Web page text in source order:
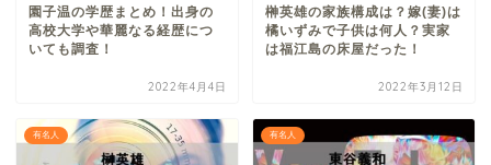
園子温の学歴まとめ！出身の
高校大学や華麗なる経歴につ
いても調査！
2022年4月4日
榊英雄の家族構成は？嫁(妻)は
橘いずみで子供は何人？実家
は福江島の床屋だった！
2022年3月12日
有名人 有名人